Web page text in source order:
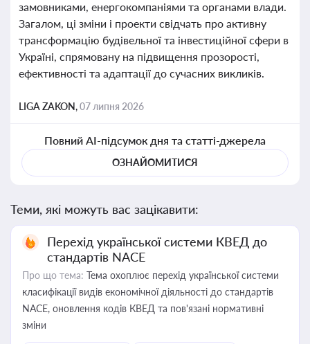
замовниками, енергокомпаніями та органами влади.
Загалом, ці зміни і проекти свідчать про активну
трансформацію будівельної та інвестиційної сфери в
Україні, спрямовану на підвищення прозорості,
ефективності та адаптації до сучасних викликів.
LIGA ZAKON,07 липня 2026
Повний AI-підсумок дня та статті-джерела
ОЗНАЙОМИТИСЯ
Теми, які можуть вас зацікавити:
Перехід української системи КВЕД до
стандартів NACE
Про що тема: Тема охоплює перехід української системи
класифікації видів економічної діяльності до стандартів
NACE, оновлення кодів КВЕД та пов'язані нормативні
зміни